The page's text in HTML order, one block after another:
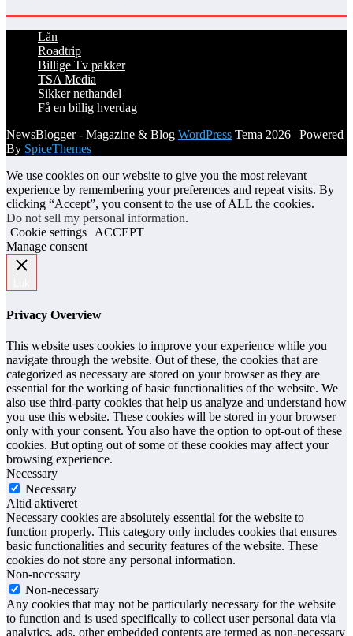
Lån
Roadtrip
Billige Tv pakker
TSA Media
Sikker nethandel
Få en billig hverdag
NewsBlogger - Magazine & Blog WordPress Tema 2026 | Powered
By SpiceThemes
We use cookies on our website to give you the most relevant
experience by remembering your preferences and repeat visits. By
clicking “Accept”, you consent to the use of ALL the cookies.
Do not sell my personal information.
Cookie settings
ACCEPT
Manage consent
Privacy Overview
This website uses cookies to improve your experience while you
navigate through the website. Out of these, the cookies that are
categorized as necessary are stored on your browser as they are
essential for the working of basic functionalities of the website. We
also use third-party cookies that help us analyze and understand how
you use this website. These cookies will be stored in your browser
only with your consent. You also have the option to opt-out of these
cookies. But opting out of some of these cookies may affect your
browsing experience.
Necessary
Necessary
Altid aktiveret
Necessary cookies are absolutely essential for the website to
function properly. This category only includes cookies that ensures
basic functionalities and security features of the website. These
cookies do not store any personal information.
Non-necessary
Non-necessary
Any cookies that may not be particularly necessary for the website
to function and is used specifically to collect user personal data via
analytics, ads, other embedded contents are termed as non-necessary